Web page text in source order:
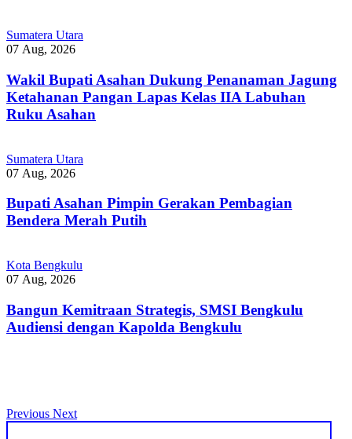
Sumatera Utara
07 Aug, 2026
Wakil Bupati Asahan Dukung Penanaman Jagung
Ketahanan Pangan Lapas Kelas IIA Labuhan
Ruku Asahan
Sumatera Utara
07 Aug, 2026
Bupati Asahan Pimpin Gerakan Pembagian
Bendera Merah Putih
Kota Bengkulu
07 Aug, 2026
Bangun Kemitraan Strategis, SMSI Bengkulu
Audiensi dengan Kapolda Bengkulu
Previous Next